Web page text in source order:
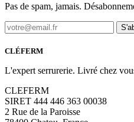
Pas de spam, jamais.
CLÉFERM
L'expert serrurerie. Livré chez
CLEFERM
SIRET 444 446 363 00038
2 Rue de la Paroisse